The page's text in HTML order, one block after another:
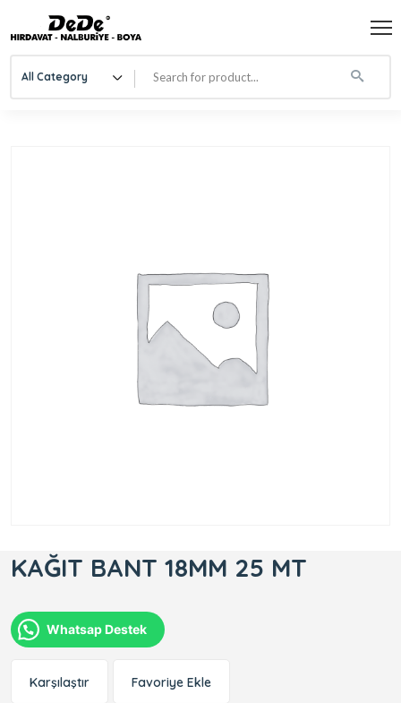
All Category
KAĞIT BANT 18MM 25 MT
Whatsap Destek
Karşılaştır Favoriye Ekle